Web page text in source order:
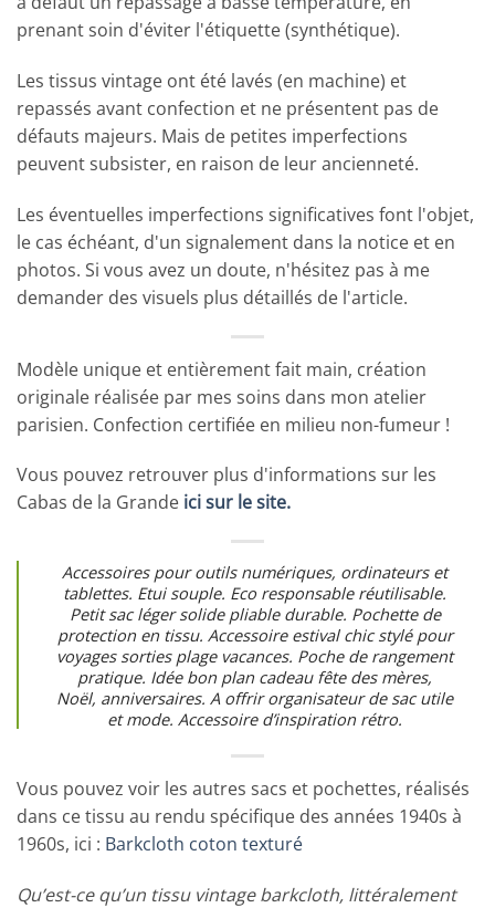
prenant soin d'éviter l'étiquette (synthétique).
Les tissus vintage ont été lavés (en machine) et
repassés avant confection et ne présentent pas de
défauts majeurs. Mais de petites imperfections
peuvent subsister, en raison de leur ancienneté.
Les éventuelles imperfections significatives font l'objet,
le cas échéant, d'un signalement dans la notice et en
photos. Si vous avez un doute, n'hésitez pas à me
demander des visuels plus détaillés de l'article.
Modèle unique et entièrement fait main, création
originale réalisée par mes soins dans mon atelier
parisien. Confection certifiée en milieu non-fumeur !
Vous pouvez retrouver plus d'informations sur les
Cabas de la Grande ici sur le site.
Accessoires pour outils numériques, ordinateurs et
tablettes. Etui souple. Eco responsable réutilisable.
Petit sac léger solide pliable durable. Pochette de
protection en tissu. Accessoire estival chic stylé pour
voyages sorties plage vacances. Poche de rangement
pratique. Idée bon plan cadeau fête des mères,
Noël, anniversaires. A offrir organisateur de sac utile
et mode. Accessoire d’inspiration rétro.
Vous pouvez voir les autres sacs et pochettes, réalisés
dans ce tissu au rendu spécifique des années 1940s à
1960s, ici : Barkcloth coton texturé
Qu’est-ce qu’un tissu vintage barkcloth, littéralement